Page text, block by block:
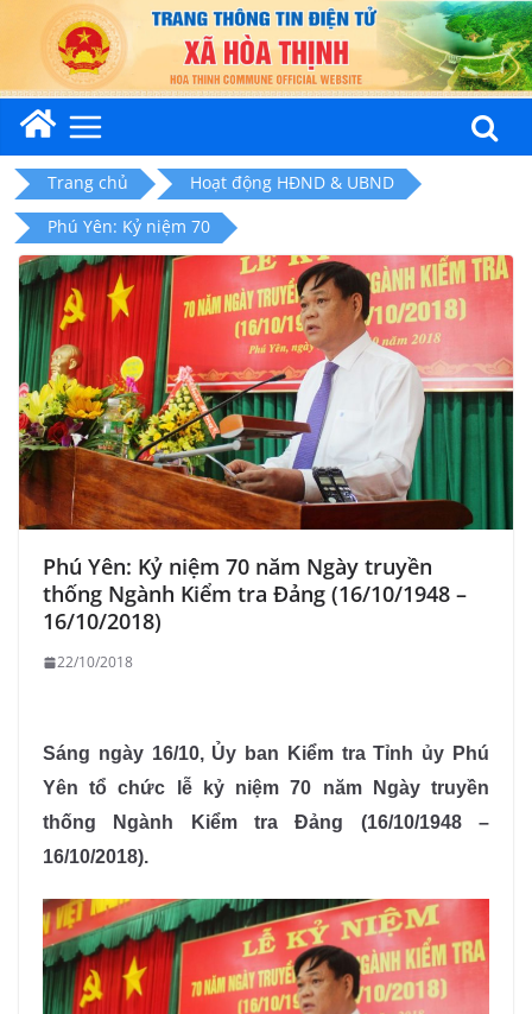
content
Trang chủ
Hoạt động HĐND & UBND
Phú Yên: Kỷ niệm 70
Phú Yên: Kỷ niệm 70 năm Ngày truyền
thống Ngành Kiểm tra Đảng (16/10/1948 –
16/10/2018)
22/10/2018
Sáng ngày 16/10, Ủy ban Kiểm tra Tỉnh ủy Phú
Yên tổ chức lễ kỷ niệm 70 năm Ngày truyền
thống Ngành Kiểm tra Đảng (16/10/1948 –
16/10/2018).